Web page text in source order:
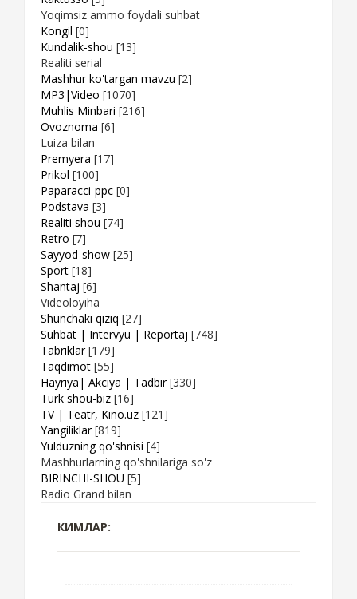
Yoqimsiz ammo foydali suhbat
Kongil [0]
Kundalik-shou [13]
Realiti serial
Mashhur ko'targan mavzu [2]
MP3|Video [1070]
Muhlis Minbari [216]
Ovoznoma [6]
Luiza bilan
Premyera [17]
Prikol [100]
Paparacci-ppc [0]
Podstava [3]
Realiti shou [74]
Retro [7]
Sayyod-show [25]
Sport [18]
Shantaj [6]
Videoloyiha
Shunchaki qiziq [27]
Suhbat | Intervyu | Reportaj [748]
Tabriklar [179]
Taqdimot [55]
Hayriya| Akciya | Tadbir [330]
Turk shou-biz [16]
TV | Teatr, Kino.uz [121]
Yangiliklar [819]
Yulduzning qo'shnisi [4]
Mashhurlarning qo'shnilariga so'z
BIRINCHI-SHOU [5]
Radio Grand bilan
КИМЛАР: